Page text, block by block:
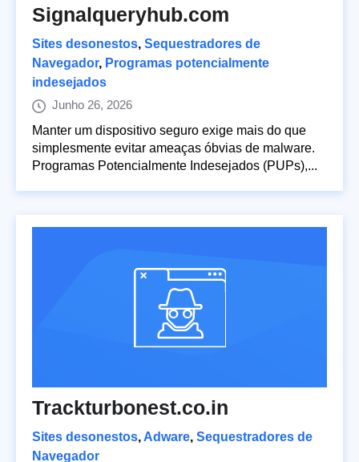
Signalqueryhub.com
Sites desonestos, Sequestradores de
Navegador, Programas potencialmente
indesejados
Junho 26, 2026
Manter um dispositivo seguro exige mais do que
simplesmente evitar ameaças óbvias de malware.
Programas Potencialmente Indesejados (PUPs),...
Trackturbonest.co.in
Sites desonestos, Adware, Sequestradores de
Navegador